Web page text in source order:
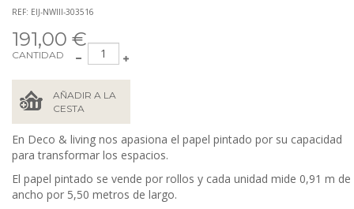
REF: EIJ-NWIII-303516
191,00 €
CANTIDAD
AÑADIR A LA
CESTA
En Deco & living nos apasiona el papel pintado por su capacidad
para transformar los espacios.
El papel pintado se vende por rollos y cada unidad mide 0,91 m de
ancho por 5,50 metros de largo.